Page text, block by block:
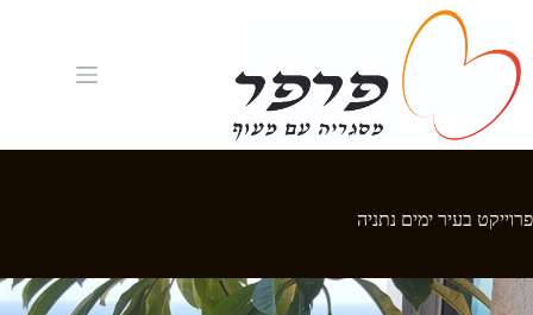
content
פרוייקט בעיר ימים נתניה